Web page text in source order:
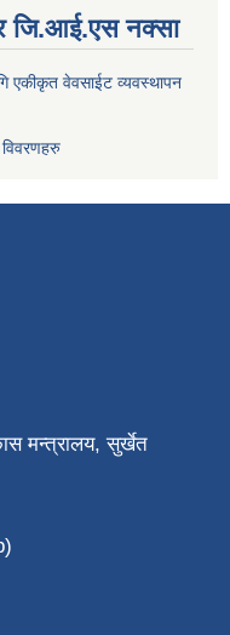
जि.आई.एस नक्सा
एकीकृत वेवसाईट व्यवस्थापन
मन्त्रालय, सुर्खेत